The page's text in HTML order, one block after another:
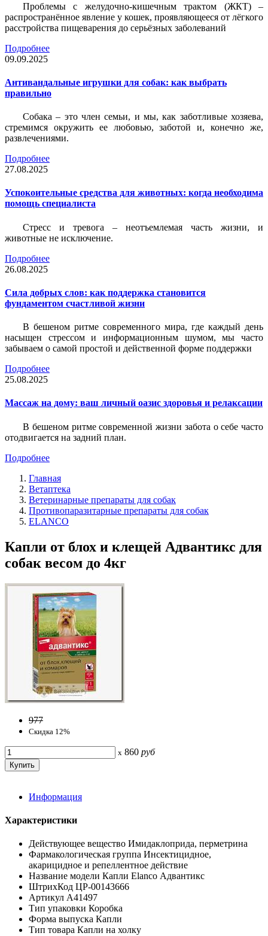
Проблемы с желудочно-кишечным трактом (ЖКТ) –
распространённое явление у кошек, проявляющееся от лёгкого
расстройства пищеварения до серьёзных заболеваний
Подробнее
09.09.2025
Антивандальные игрушки для собак: как выбрать
правильно
Собака – это член семьи, и мы, как заботливые хозяева,
стремимся окружить ее любовью, заботой и, конечно же,
развлечениями.
Подробнее
27.08.2025
Успокоительные средства для животных: когда необходима
помощь специалиста
Стресс и тревога – неотъемлемая часть жизни, и
животные не исключение.
Подробнее
26.08.2025
Сила добрых слов: как поддержка становится
фундаментом счастливой жизни
В бешеном ритме современного мира, где каждый день
насыщен стрессом и информационным шумом, мы часто
забываем о самой простой и действенной форме поддержки
Подробнее
25.08.2025
Массаж на дому: ваш личный оазис здоровья и релаксации
В бешеном ритме современной жизни забота о себе часто
отодвигается на задний план.
Подробнее
Главная
Ветаптека
Ветеринарные препараты для собак
Противопаразитарные препараты для собак
ELANCO
Капли от блох и клещей Адвантикс для
собак весом до 4кг
977
Скидка 12%
x 860 руб
Информация
Характеристики
Действующее вещество Имидаклоприда, перметрина
Фармакологическая группа Инсектицидное,
акарицидное и репеллентное действие
Название модели Капли Elanco Адвантикс
ШтрихКод ЦР-00143666
Артикул А41497
Тип упаковки Коробка
Форма выпуска Капли
Тип товара Капли на холку